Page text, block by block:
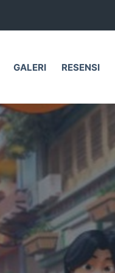
GALERI RESENSI